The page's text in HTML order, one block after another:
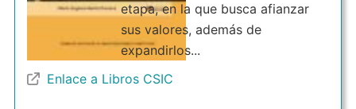
etapa, en la que busca afianzar
sus valores, además de
expandirlos...
Enlace a Libros CSIC